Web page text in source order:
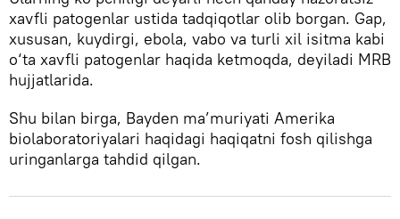
xavfli patogenlar ustida tadqiqotlar olib borgan. Gap,
xususan, kuydirgi, ebola, vabo va turli xil isitma kabi
o‘ta xavfli patogenlar haqida ketmoqda, deyiladi MRB
hujjatlarida.
Shu bilan birga, Bayden ma’muriyati Amerika
biolaboratoriyalari haqidagi haqiqatni fosh qilishga
uringanlarga tahdid qilgan.